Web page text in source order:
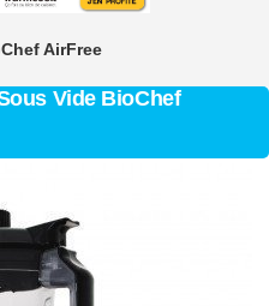
AirFree
Vide BioChef